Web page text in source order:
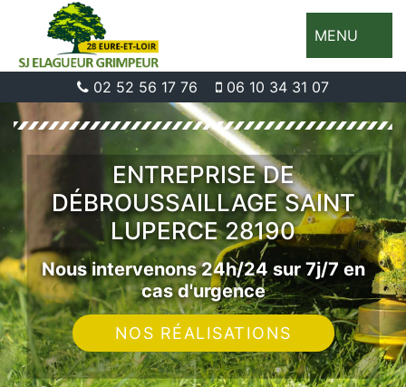
MENU
02 52 56 17 76 06 10 34 31 07
ENTREPRISE DE
DÉBROUSSAILLAGE SAINT
LUPERCE 28190
Nous intervenons 24h/24 sur 7j/7 en
cas d'urgence
NOS RÉALISATIONS